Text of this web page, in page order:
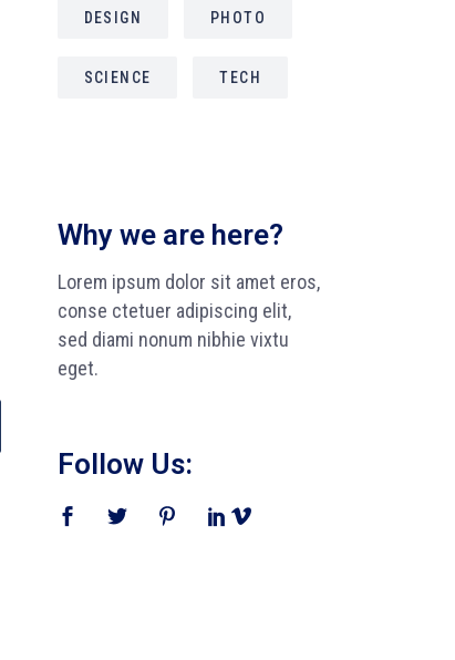
DESIGN PHOTO
SCIENCE TECH
Why we are here?
Lorem ipsum dolor sit amet eros,
conse ctetuer adipiscing elit,
sed diami nonum nibhie vixtu
eget.
Follow Us: